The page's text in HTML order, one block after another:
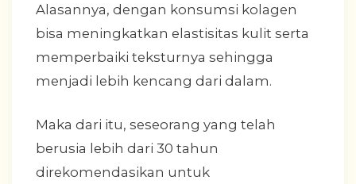
Alasannya, dengan konsumsi kolagen
bisa meningkatkan elastisitas kulit serta
memperbaiki teksturnya sehingga
menjadi lebih kencang dari dalam.
Maka dari itu, seseorang yang telah
berusia lebih dari 30 tahun
direkomendasikan untuk